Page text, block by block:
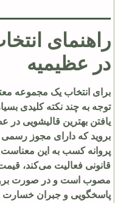
راهنمای
در عظیمیه
برای انتخاب یک مجموعه
توجه به چند نکته کلیدی
یافتن بهترین قالیشویی
بروید که دارای مجوز رسمی
پروانه کسب به این
قانونی فعالیت می‌کند،
مصوب است و در صورت
پاسخگویی و جبران خسارت